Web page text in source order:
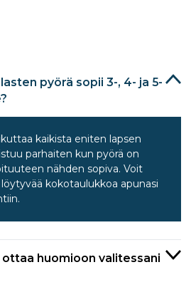
pyörä sopii 3-, 4- ja 5-
kaikista eniten lapsen
parhaiten kun pyörä on
nähden sopiva. Voit
kokotaulukkoa apunasi
huomioon valitessani